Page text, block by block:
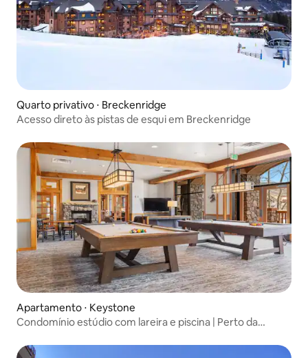
Quarto privativo ⋅ Breckenridge
Acesso direto às pistas de esqui em Breckenridge
Apartamento ⋅ Keystone
Condomínio estúdio com lareira e piscina | Perto da